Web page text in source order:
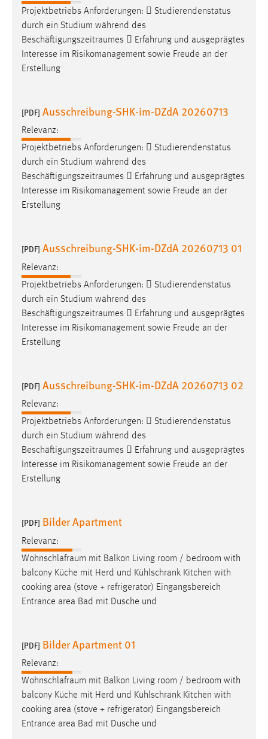
Projektbetriebs Anforderungen:  Studierendenstatus
durch ein Studium während des
Beschäftigungszeitraumes  Erfahrung und ausgeprägtes
Interesse im Risikomanagement sowie Freude an der
Erstellung
[PDF] Ausschreibung-SHK-im-DZdA 20260713
Relevanz:
Projektbetriebs Anforderungen:  Studierendenstatus
durch ein Studium während des
Beschäftigungszeitraumes  Erfahrung und ausgeprägtes
Interesse im Risikomanagement sowie Freude an der
Erstellung
[PDF] Ausschreibung-SHK-im-DZdA 20260713 01
Relevanz:
Projektbetriebs Anforderungen:  Studierendenstatus
durch ein Studium während des
Beschäftigungszeitraumes  Erfahrung und ausgeprägtes
Interesse im Risikomanagement sowie Freude an der
Erstellung
[PDF] Ausschreibung-SHK-im-DZdA 20260713 02
Relevanz:
Projektbetriebs Anforderungen:  Studierendenstatus
durch ein Studium während des
Beschäftigungszeitraumes  Erfahrung und ausgeprägtes
Interesse im Risikomanagement sowie Freude an der
Erstellung
[PDF] Bilder Apartment
Relevanz:
Wohnschlafraum mit Balkon Living room / bedroom with
balcony Küche mit Herd und Kühlschrank Kitchen with
cooking area (stove + refrigerator) Eingangsbereich
Entrance area Bad mit Dusche und
[PDF] Bilder Apartment 01
Relevanz:
Wohnschlafraum mit Balkon Living room / bedroom with
balcony Küche mit Herd und Kühlschrank Kitchen with
cooking area (stove + refrigerator) Eingangsbereich
Entrance area Bad mit Dusche und
24 Stunden
STATISTIK
Statistik Cookies erfassen Informationen anonym.
Matomo
Name:
_pk_ref, _pk_cvar, _pk_id, _pk_ses
Zweck:
Zugriffsstatistik
MARKETING
Marketing Cookies werden von Drittanbietern
verwendet, um personalisierte Werbung anzuzeigen.
Sie tun dies, indem sie Besucher über Websites
hinweg verfolgen.
Name:
_gcl_au
Anbieter:
Google Ireland Limited
Zweck:
Conversion-Tracking
3 Monate
Facebook Pixel
Name:
_fbp
Zweck:
Conversion-Tracking
Cookie Laufzeit:
3 Monate